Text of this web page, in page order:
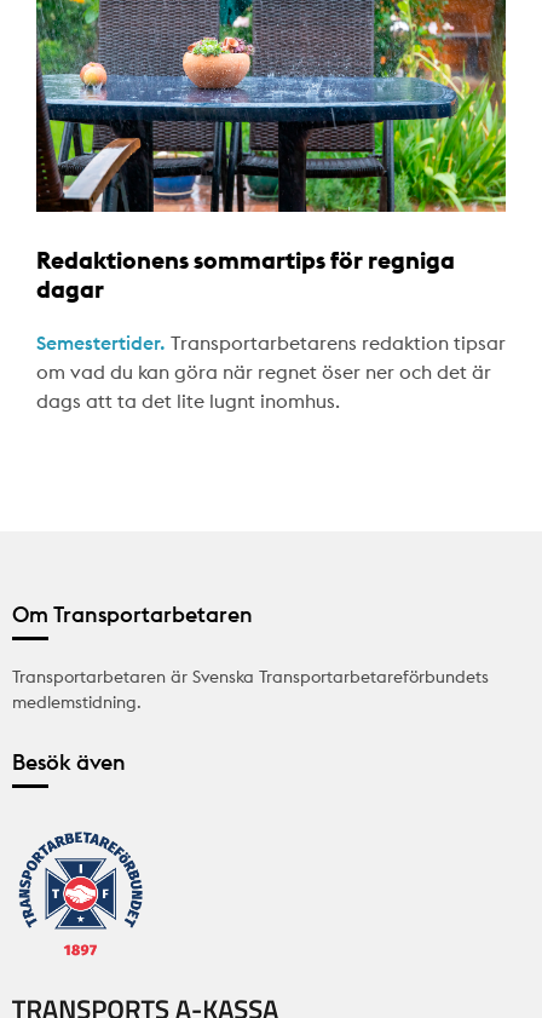
Redaktionens sommartips för regniga
dagar
Semestertider. Transportarbetarens redaktion tipsar
om vad du kan göra när regnet öser ner och det är
dags att ta det lite lugnt inomhus.
Om Transportarbetaren
Transportarbetaren är Svenska Transportarbetareförbundets
medlemstidning.
Besök även